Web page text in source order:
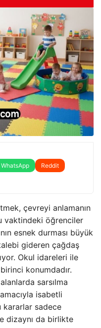
WhatsApp
Reddit
çevreyi anlamanın
vaktindeki öğrenciler
esnek durması büyük
gideren çağdaş
Okul idareleri ile
konumdadır.
sarsılma
isabetli
kararlar sadece
dizaynı da birlikte